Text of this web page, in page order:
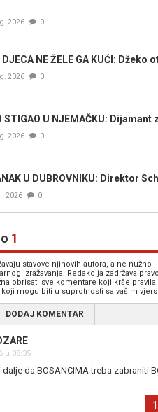
2026 0
DJECA NE ŽELE GA KUĆI:
2026 0
STIGAO U NJEMAČKU:
2026 0
U DUBROVNIKU: Direktor
2026 0
1
stavove njihovih autora, a ne
izražavanja. Redakcija zadržava
obrisati sve komentare koji krše
mogu biti u suprotnosti sa vašim
DODAJ KOMENTAR
u 08:35
da BOSANCIMA treba zabraniti
1